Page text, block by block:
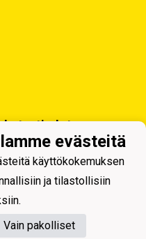
evästeitä
käyttökokemuksen
ja tilastollisiin
Vain pakolliset